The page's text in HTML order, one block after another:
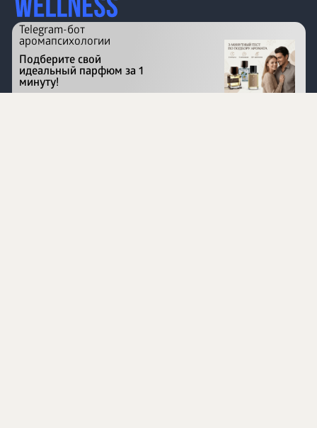
Перейти на сайт
Telegram-бот
аромапсихологии
Подберите свой
идеальный парфюм за 1
минуту!